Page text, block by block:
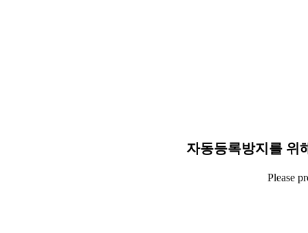
자동등록방지를 위
Please